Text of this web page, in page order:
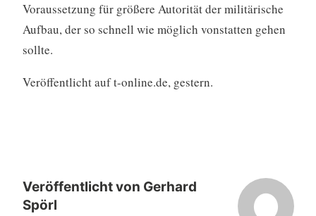
Voraussetzung für größere Autorität der militärische
Aufbau, der so schnell wie möglich vonstatten gehen
sollte.
Veröffentlicht auf t-online.de, gestern.
Veröffentlicht von Gerhard
Spörl